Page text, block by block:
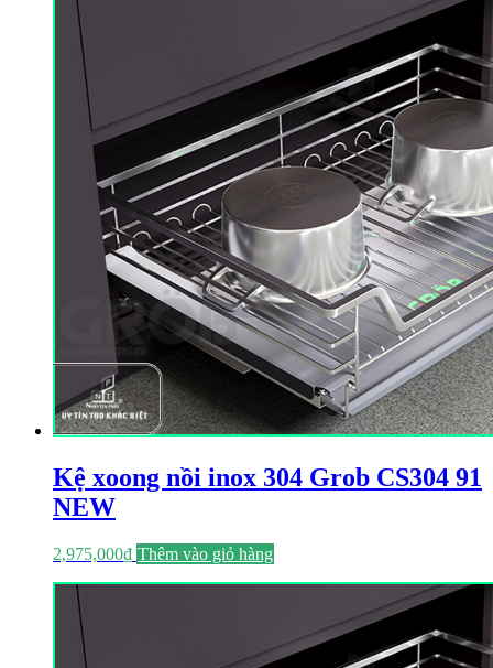
Kệ xoong nồi inox 304 Grob CS304 91
NEW
2,975,000₫ Thêm vào giỏ hàng